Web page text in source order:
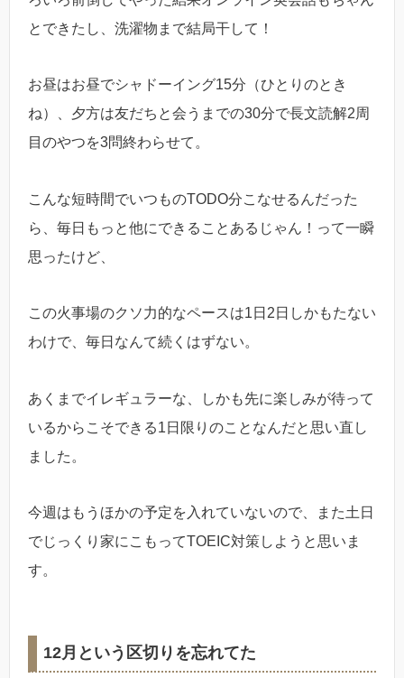
とできたし、洗濯物まで結局干して！
お昼はお昼でシャドーイング15分（ひとりのとき
ね）、夕方は友だちと会うまでの30分で長文読解2周
目のやつを3問終わらせて。
こんな短時間でいつものTODO分こなせるんだった
ら、毎日もっと他にできることあるじゃん！って一瞬
思ったけど、
この火事場のクソ力的なペースは1日2日しかもたない
わけで、毎日なんて続くはずない。
あくまでイレギュラーな、しかも先に楽しみが待って
いるからこそできる1日限りのことなんだと思い直し
ました。
今週はもうほかの予定を入れていないので、また土日
でじっくり家にこもってTOEIC対策しようと思いま
す。
12月という区切りを忘れてた